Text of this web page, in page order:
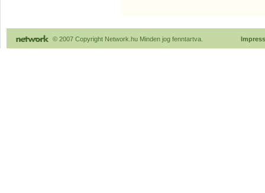
© 2007 Copyright Network.hu Minden jog fenntartva.